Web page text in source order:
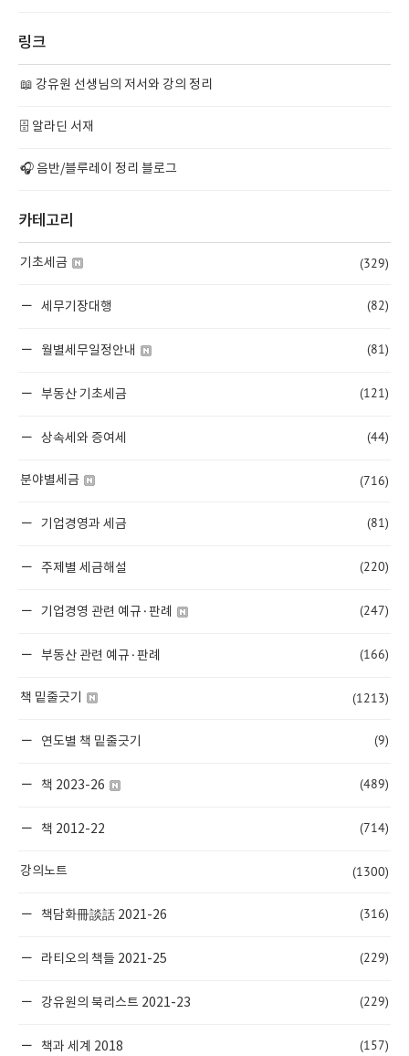
링크
📖 강유원 선생님의 저서와 강의 정리
🗄️ 알라딘 서재
🎧 음반/블루레이 정리 블로그
카테고리
기초세금 (329)
세무기장대행 (82)
월별세무일정안내 (81)
부동산 기초세금 (121)
상속세와 증여세 (44)
분야별세금 (716)
기업경영과 세금 (81)
주제별 세금해설 (220)
기업경영 관련 예규·판례 (247)
부동산 관련 예규·판례 (166)
책 밑줄긋기 (1213)
연도별 책 밑줄긋기 (9)
책 2023-26 (489)
책 2012-22 (714)
강의노트 (1300)
책담화冊談話 2021-26 (316)
라티오의 책들 2021-25 (229)
강유원의 북리스트 2021-23 (229)
책과 세계 2018 (157)